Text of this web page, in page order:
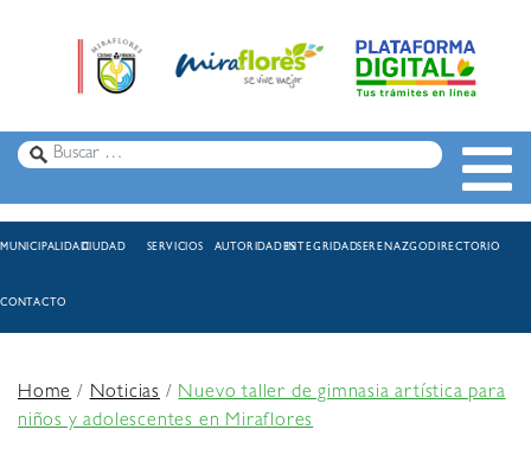
MUNICIPALIDADCIUDAD SERVICIOS AUTORIDADESINTEGRIDADSERENAZGODIRECTORIO
CONTACTO
Home/Noticias /Nuevo taller de gimnasia artística para
niños y adolescentes en Miraflores